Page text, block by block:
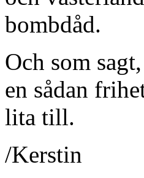
bombdåd.
Och som
en sådan
lita till.
/Kerstin